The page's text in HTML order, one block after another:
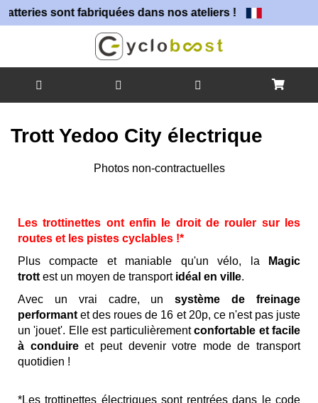
fabriquées dans nos ateliers !
contenu
Trott Yedoo City électrique
of
the
images
gallery
Photos non-contractuelles
beginning
of
the
images
gallery
Les trottinettes ont enfin le droit de rouler sur les
routes et les pistes cyclables !*
Plus compacte et maniable qu'un vélo, la
Magic
trott est un moyen de transport idéal en ville.
Avec un vrai cadre, un
système de freinage
performant et des roues de 16 et 20p, ce n'est pas juste
un 'jouet'. Elle est particulièrement confortable et facile
à conduire et peut devenir votre mode de transport
quotidien !
*Les trottinettes électriques sont rentrées dans le code